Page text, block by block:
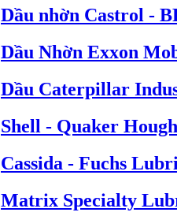
Dầu nhờn Castrol -
Dầu Nhờn Exxon
Dầu Caterpillar
Shell - Quaker
Cassida - Fuchs
Matrix Specialty